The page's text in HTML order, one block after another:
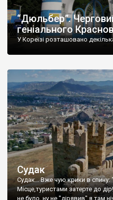
“Дюльбер”.
геніального
У Кореїзі розташовано
Судак
Судак... Вже чую крики в
Місце,туристами затерте до
не було, ну не "дірявив" я там